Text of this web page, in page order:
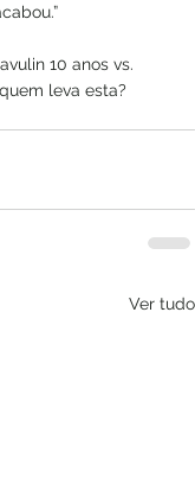
10 anos vs.
leva esta?
Ver tudo